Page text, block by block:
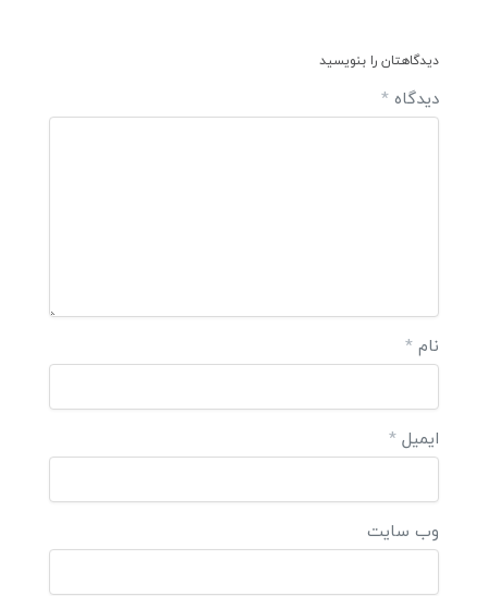
دیدگاهتان را بنویسید
دیدگاه *
نام *
ایمیل *
وب‌ سایت